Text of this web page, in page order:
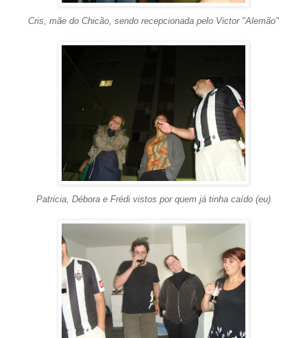
Cris, mãe do Chicão, sendo recepcionada pelo Victor "Alemão"
Patricia, Débora e Frédi vistos por quem já tinha caído (eu)